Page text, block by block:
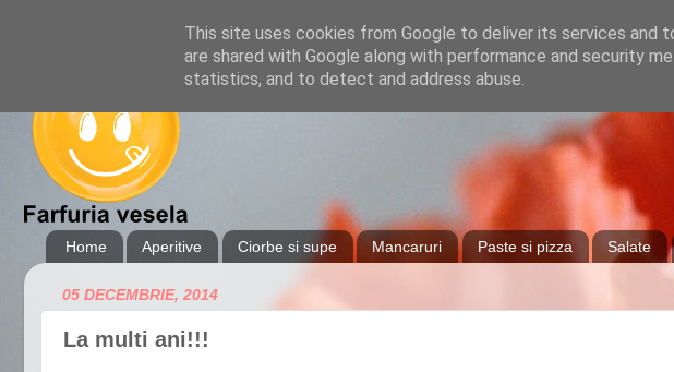
Home Aperitive Ciorbe si supe Mancaruri Paste si pizza Salate
05 DECEMBRIE, 2014
La multi ani!!!
This site uses cookies from Google to deliver its services and
are shared with Google along with performance and security
statistics, and to detect and address abuse.